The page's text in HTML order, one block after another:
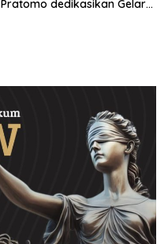
Pratomo dedikasikan Gelar